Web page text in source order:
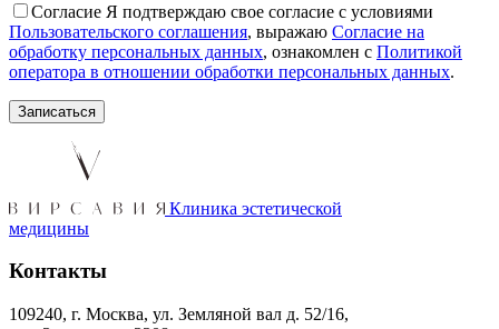
Согласие Я подтверждаю свое согласие с условиями
Пользовательского соглашения, выражаю Согласие на
обработку персональных данных, ознакомлен с Политикой
оператора в отношении обработки персональных данных.
Клиника эстетической
медицины
Контакты
109240, г. Москва, ул. Земляной вал д. 52/16,